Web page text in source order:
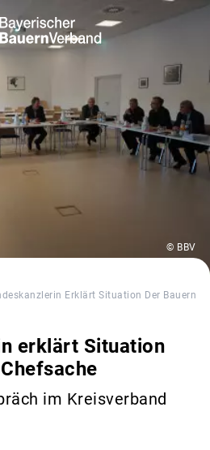
© BBV
Erklärt Situation Der Bauern
erklärt Situation
im Kreisverband